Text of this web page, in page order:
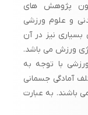
پژوهش های
و علوم ورزشی
نیز در آن
ورزش می باشد.
با توجه به
آمادگی جسمانی
باشند. به عبارت